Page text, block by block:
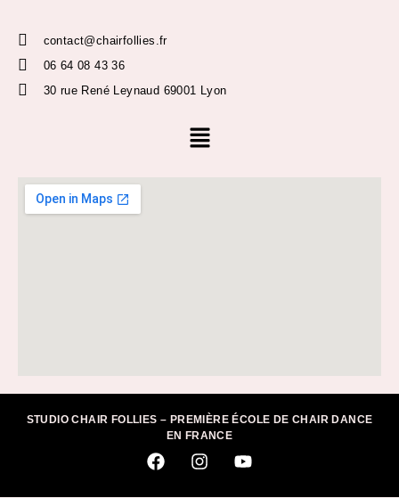
contact@chairfollies.fr
06 64 08 43 36
30 rue René Leynaud 69001 Lyon
STUDIO CHAIR FOLLIES – PREMIÈRE ÉCOLE DE CHAIR DANCE
EN FRANCE